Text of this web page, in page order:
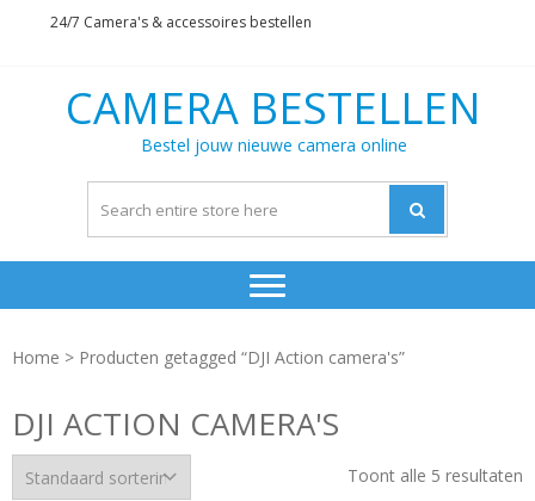
24/7 Camera's & accessoires bestellen
CAMERA BESTELLEN
Bestel jouw nieuwe camera online
Home > Producten getagged “DJI Action camera's”
DJI ACTION CAMERA'S
Toont alle 5 resultaten